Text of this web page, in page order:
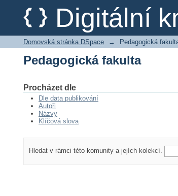
Digitální
Pedagogická fakulta
Domovská stránka DSpace → Pedagogická
Pedagogická fakulta
Procházet dle
Dle data publikování
Autoři
Názvy
Klíčová slova
Hledat v rámci této komunity a jejích kolekcí.